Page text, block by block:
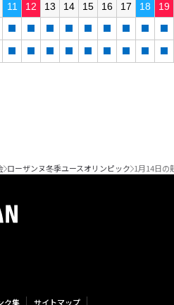
11 12 13 14 15 16 17 18 19
ローザンヌ冬季ユースオリンピック 1月14日の
ク集 サイトマップ